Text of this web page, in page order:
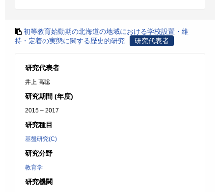
初等教育始動期の北海道の地域における学校設置・維
持・定着の実態に関する歴史的研究
研究代表者
研究代表者
井上 高聡
研究期間 (年度)
2015 – 2017
研究種目
基盤研究(C)
研究分野
教育学
研究機関